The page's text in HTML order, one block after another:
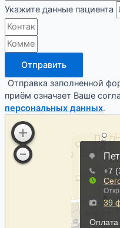
Укажите данные пациента
Отправить
Отправка заполненной
приём означает Ваше
персональных данных.